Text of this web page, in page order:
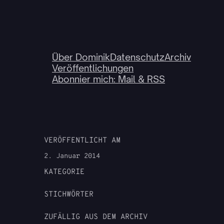
Über DominikDatenschutzArchiv
Veröffentlichungen
Abonnier mich: Mail & RSS
VERÖFFENTLICHT AM
2. Januar 2014
KATEGORIE
STICHWÖRTER
ZUFÄLLIG AUS DEM ARCHIV